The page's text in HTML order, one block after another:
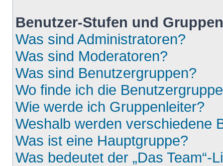
Benutzer-Stufen und Gruppen
Was sind Administratoren?
Was sind Moderatoren?
Was sind Benutzergruppen?
Wo finde ich die
Wie werde ich Gruppenleiter?
Weshalb werden verschiedene
Was ist eine Hauptgruppe?
Was bedeutet der „Das Team“-